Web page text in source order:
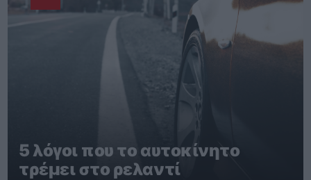
5 λόγοι που το αυτοκίνητο
τρέμει στο ρελαντί